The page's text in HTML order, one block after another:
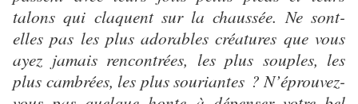
talons qui claquent sur la chaussée. Ne sont-
elles pas les plus adorables créatures que vous
ayez jamais rencontrées, les plus souples, les
plus cambrées, les plus souriantes ? N’éprouvez-